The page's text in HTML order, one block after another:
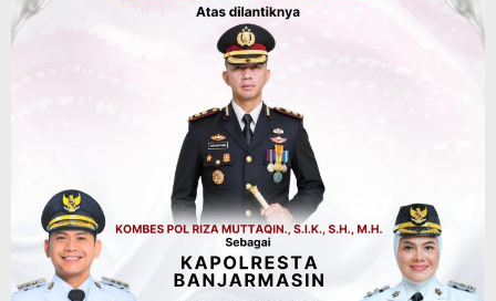
Jalan Veteran Km 5,5 Sungai Lulut
Dibuka Pasca Retak dan Amblas,
Angkutan Bertonase 6 Ton Lebih Tak
Diperbolehkan Melintas
Headline
Panaskan Kembali Arena Panjat Tebing,
FPTI Banjarmasin Siapkan Sirkuit se-
Kalsel